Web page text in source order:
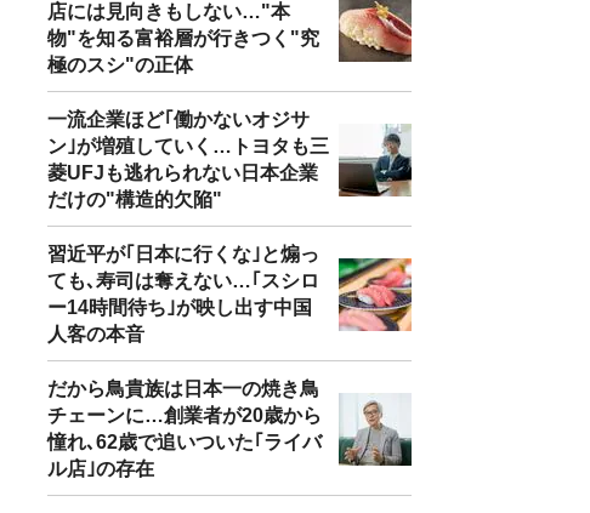
店には見向きもしない…"本
物"を知る富裕層が行きつく"究
極のスシ"の正体
一流企業ほど｢働かないオジサ
ン｣が増殖していく…トヨタも三
菱UFJも逃れられない日本企業
だけの"構造的欠陥"
習近平が｢日本に行くな｣と煽っ
ても､寿司は奪えない…｢スシロ
ー14時間待ち｣が映し出す中国
人客の本音
だから鳥貴族は日本一の焼き鳥
チェーンに…創業者が20歳から
憧れ､62歳で追いついた｢ライバ
ル店｣の存在